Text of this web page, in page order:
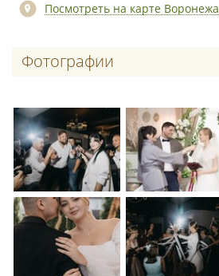
Посмотреть на карте Воронежа
Фотографии